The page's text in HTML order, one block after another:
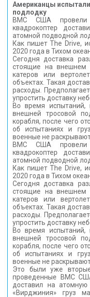
Американцы испытали
подлодку
ВМС США провели
квадрокоптер
атомной подводной
Как пишет The Drive,
2020 года в Тихом
Сегодня доставка
стоящие на внешнем
катеров или
объектах. Такая
расходы.
упростить доставку
Во время
внешней тросовой
корабля, после чего
об испытаниях и
военные не
ВМС США провели
квадрокоптер
атомной подводной
Как пишет The Drive,
2020 года в Тихом
Сегодня доставка
стоящие на внешнем
катеров или
объектах. Такая
расходы.
упростить доставку
Во время
внешней тросовой
корабля, после чего
об испытаниях и
военные не
Это были уже
проведенные ВМС
доставил на
«Вирджиния» груз